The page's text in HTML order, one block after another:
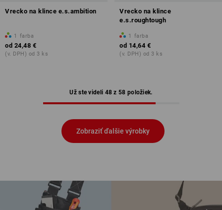
Vrecko na klince e.s.ambition
1 farba
od 24,48 €
(v. DPH) od 3 ks
Vrecko na klince
e.s.roughtough
1 farba
od 14,64 €
(v. DPH) od 3 ks
Už ste videli 48 z 58 položiek.
Zobraziť ďalšie výrobky